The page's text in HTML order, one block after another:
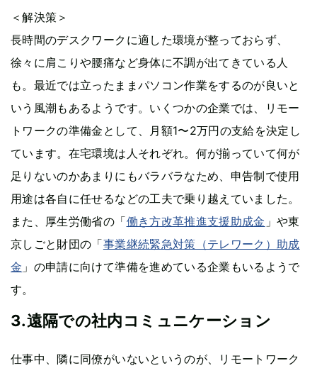
＜解決策＞
長時間のデスクワークに適した環境が整っておらず、
徐々に肩こりや腰痛など身体に不調が出てきている人
も。最近では立ったままパソコン作業をするのが良いと
いう風潮もあるようです。いくつかの企業では、リモー
トワークの準備金として、月額1〜2万円の支給を決定し
ています。在宅環境は人それぞれ。何が揃っていて何が
足りないのかあまりにもバラバラなため、申告制で使用
用途は各自に任せるなどの工夫で乗り越えていました。
また、厚生労働省の「働き方改革推進支援助成金 」や東
京しごと財団の「事業継続緊急対策（テレワーク）助成
金 」の申請に向けて準備を進めている企業もいるようで
す。
3.遠隔での社内コミュニケーション
仕事中、隣に同僚がいないというのが、リモートワーク